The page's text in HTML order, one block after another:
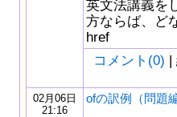
英文法講義を
方ならば、ど
href
コメント(0) |
02月06日
21:16
ofの訳例（問題